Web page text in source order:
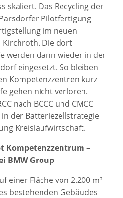
skaliert. Das Recycling der
Pilotfertigung
im neuen
Kirchroth. Die dort
werden dann wieder in der
eingesetzt. So bleiben
Kompetenzzentren kurz
gehen nicht verloren.
nach BCCC und CMCC
der Batteriezellstrategie
Kreislaufwirtschaft.
Kompetenzzentrum –
BMW Group
einer Fläche von 2.200 m²
bestehenden Gebäudes